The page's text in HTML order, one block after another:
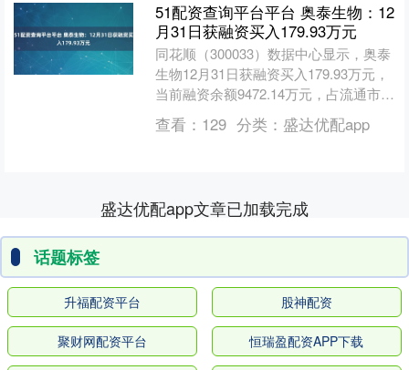
51配资查询平台平台 奥泰生物：12
月31日获融资买入179.93万元
同花顺（300033）数据中心显示，奥泰
生物12月31日获融资买入179.93万元，
当前融资余额9472.14万元，占流通市值
的1.87%，超过历史60%分位水....
查看： 129 分类： 盛达优配app
盛达优配app文章已加载完成
话题标签
升福配资平台 股神配资
聚财网配资平台 恒瑞盈配资APP下载